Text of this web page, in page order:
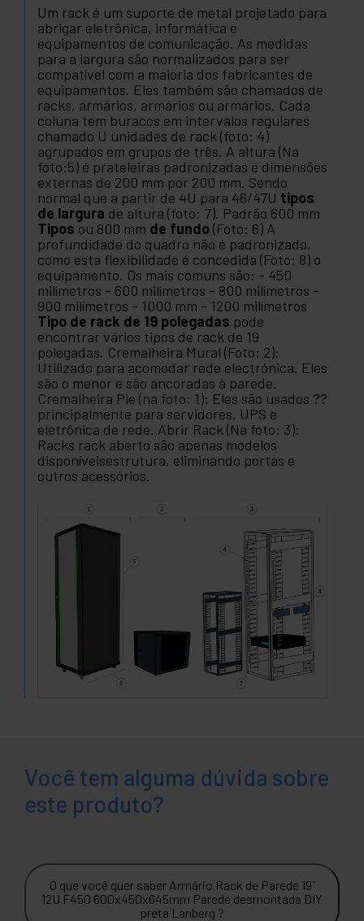
Um rack é um suporte de metal projetado para
abrigar eletrônica, informática e
equipamentos de comunicação. As medidas
para a largura são normalizados para ser
compatível com a maioria dos fabricantes de
equipamentos. Eles também são chamados de
racks, armários, armários ou armários. Cada
coluna tem buracos em intervalos regulares
chamado U unidades de rack (foto: 4)
agrupados em grupos de três. A altura (Na
foto:5) é prateleiras padronizadas e dimensões
externas de 200 mm por 200 mm. Sendo
normal que a partir de 4U para 46/47U tipos
de largura de altura (foto: 7). Padrão 600 mm
Tipos ou 800 mm de fundo(Foto: 6) A
profundidade do quadro não é padronizado,
como esta flexibilidade é concedida (Foto: 8) o
equipamento. Os mais comuns são: - 450
milímetros - 600 milímetros - 800 milímetros -
900 milímetros - 1000 mm - 1200 milímetros
Tipo de rack de 19 polegadas pode
encontrar vários tipos de rack de 19
polegadas. Cremalheira Mural (Foto: 2):
Utilizado para acomodar rede electrónica. Eles
são o menor e são ancoradas à parede.
Cremalheira Pie (na foto: 1): Eles são usados ??
principalmente para servidores, UPS e
eletrônica de rede. Abrir Rack (Na foto: 3):
Racks rack aberto são apenas modelos
disponíveisestrutura, eliminando portas e
outros acessórios.
Você tem alguma dúvida sobre
este produto?
O que você quer saber Armário Rack de Parede 19"
12U F450 600x450x645mm Parede desmontada DIY
preta Lanberg ?